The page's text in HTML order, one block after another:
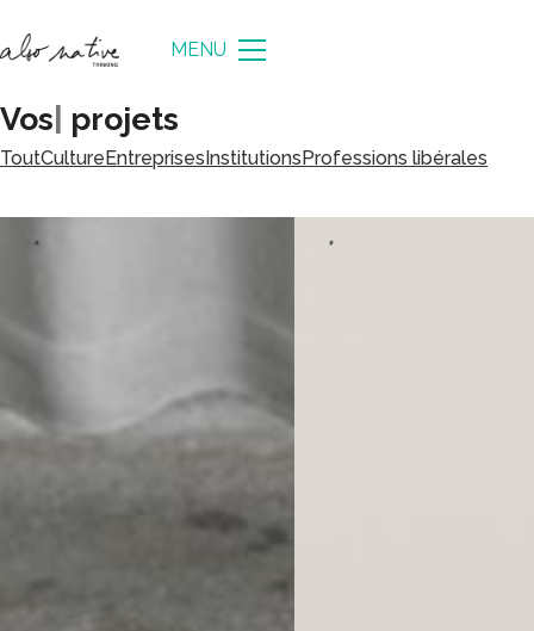
MENU
Nos projets
ToutCultureEntreprisesInstitutionsProfessions libérales